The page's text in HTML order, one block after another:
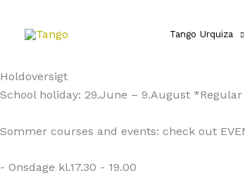
indholdet
Tango Urquiza
Holdoversigt
School holiday: 29.June – 9.August
Sommer courses and events: check out
- Onsdage kl.17.30 - 19.00